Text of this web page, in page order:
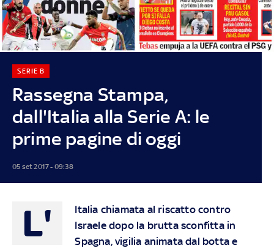
Rassegna Stampa,
dall'Italia alla Serie A: le
prime pagine di oggi
SERIE B
05 set 2017 - 09:38
L'
Italia chiamata al riscatto contro
Israele dopo la brutta sconfitta in
Spagna, vigilia animata dal botta e